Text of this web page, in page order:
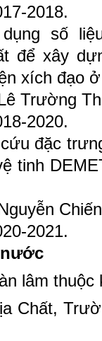
2018.
số
để xây
xích đạo ở
Trường
2020.
cứu đặc
tinh
2021.
nước
lâm
Chất,